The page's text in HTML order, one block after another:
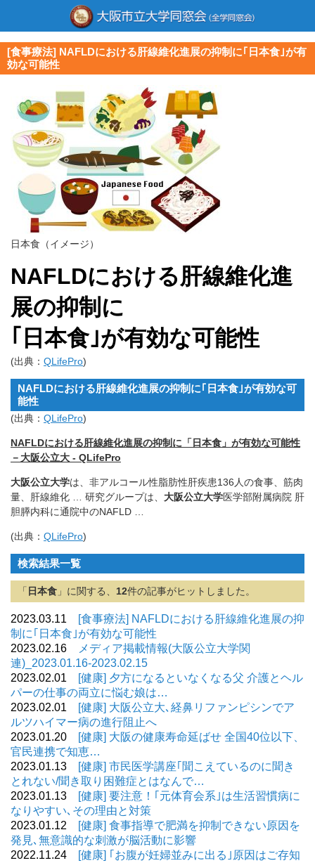
[食事療法] NAFLDにおける肝線維化進展の抑制に｢日本食｣が有
効な可能性
日本食（イメージ）
NAFLDにおける肝線維化進
展の抑制に
｢日本食｣が有効な可能性
(出典： QLifePro)
NAFLDにおける肝線維化進展の抑制に｢日本食｣が有効な可
能性
(出典： QLifePro)
NAFLDにおける肝線維化進展の抑制に「日本食」が有効な可能性
－大阪公立大 - QLifePro
大阪公立大学は、非アルコール性脂肪性肝疾患136人の食事、筋肉
量、肝線維化 … 研究グループは、 大阪公立大学医学部附属病院 肝
胆膵内科に通院中のNAFLD …
(出典： QLifePro)
検索結果一覧
「 日本食 」に関する、 12件の記事がヒットしました。
2023.03.11
[食事療法] NAFLDにおける肝線維化進展の抑
制に｢日本食｣が有効な可能性
2023.02.16
メディア掲載情報(大阪公立大学関
連)_2023.01.16-2023.02.15
2023.02.01
[健康] 夕方になるといなくなる父 介護とヘル
パーの仕事の両立に悩む娘は…
2023.02.01
[健康] 大阪公立大､経鼻リファンピシンでア
ルツハイマー病の進行阻止へ
2023.01.20
[健康] 大阪の健康寿命延ばせ 全国40位以下、
官民連携で知恵…
2023.01.13
[健康] 市民医学講座｢聞こえているのに聞き
とれない/聞き取り困難症とはなんで…
2023.01.13
[健康] 要注意！｢元体育会系｣は生活習慣病に
なりやすい､その理由と対策
2023.01.12
[健康] 食事指導で肥満を抑制できない原因を
発見､無意識的な刺激が脳活動に影響
2022.11.24
[健康] ｢お腹が妊婦並みに出る｣原因はご存知